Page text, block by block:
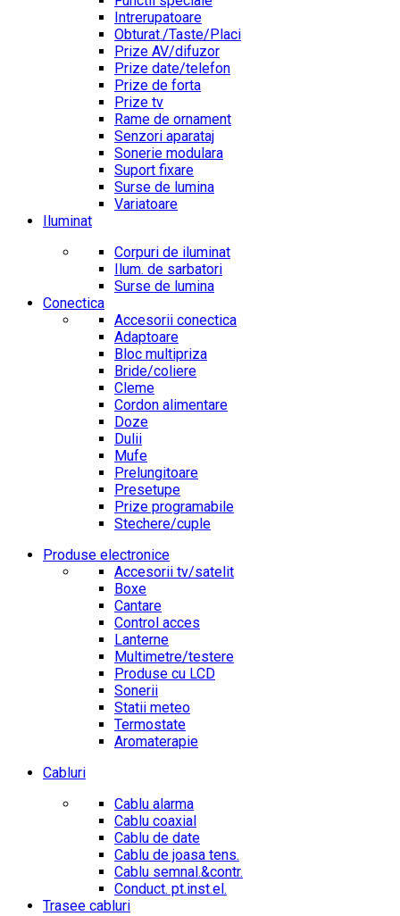
Intrerupatoare
Obturat./Taste/Placi
Prize AV/difuzor
Prize date/telefon
Prize de forta
Prize tv
Rame de ornament
Senzori aparataj
Sonerie modulara
Suport fixare
Surse de lumina
Variatoare
Iluminat
Corpuri de iluminat
Ilum. de sarbatori
Surse de lumina
Conectica
Accesorii conectica
Adaptoare
Bloc multipriza
Bride/coliere
Cleme
Cordon alimentare
Doze
Dulii
Mufe
Prelungitoare
Presetupe
Prize programabile
Stechere/cuple
Produse electronice
Accesorii tv/satelit
Boxe
Cantare
Control acces
Lanterne
Multimetre/testere
Produse cu LCD
Sonerii
Statii meteo
Termostate
Aromaterapie
Cabluri
Cablu alarma
Cablu coaxial
Cablu de date
Cablu de joasa tens.
Cablu semnal.&contr.
Conduct. pt.inst.el.
Trasee cabluri